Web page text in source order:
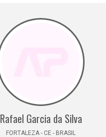
Rafael Garcia da Silva
FORTALEZA - CE - BRASIL